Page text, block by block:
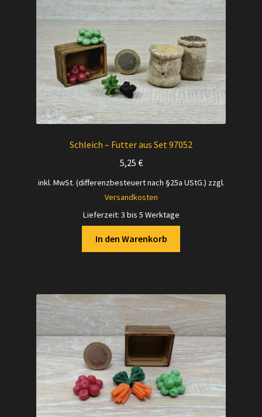
Schleich – Futter aus Set 97052
5,25 €
inkl. MwSt. (differenzbesteuert nach §25a UStG.) zzgl.
Versandkosten
Lieferzeit: 3 bis 5 Werktage
In den Warenkorb